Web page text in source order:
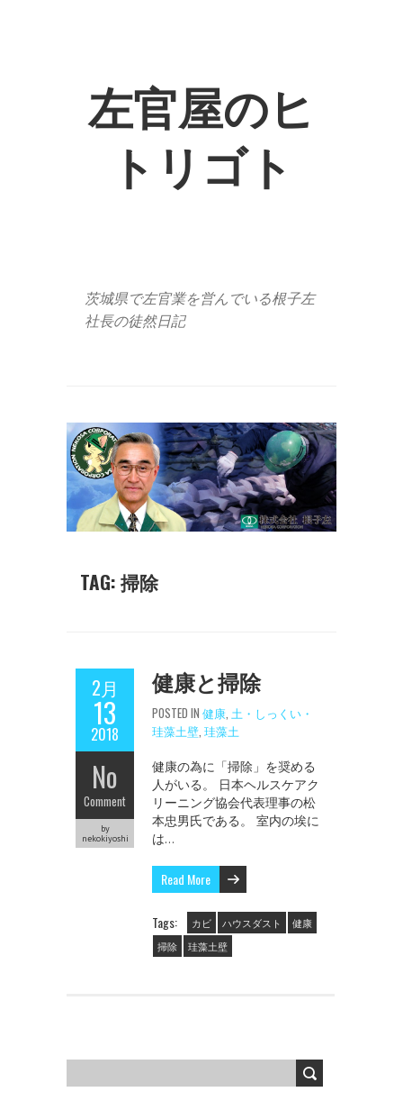
左官屋のヒ
トリゴト
茨城県で左官業を営んでいる根子左
社長の徒然日記
TAG: 掃除
2月
13
2018
No
Comment
by
nekokiyoshi
健康と掃除
POSTED IN 健康 土・しっくい・
珪藻土壁 珪藻土
健康の為に「掃除」を奨める
人がいる。 日本ヘルスケアク
リーニング協会代表理事の松
本忠男氏である。 室内の埃に
は…
Read More
Tags: カビ ハウスダスト
健康
掃除
珪藻土壁